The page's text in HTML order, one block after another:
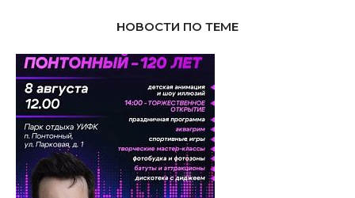
НОВОСТИ ПО ТЕМЕ